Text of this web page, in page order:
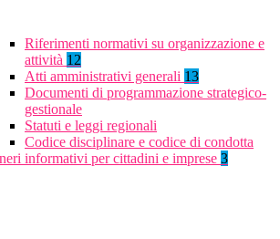
Riferimenti normativi su organizzazione e
attività 12
Atti amministrativi generali 13
Documenti di programmazione strategico-
gestionale
Statuti e leggi regionali
Codice disciplinare e codice di condotta
informativi per cittadini e imprese 3